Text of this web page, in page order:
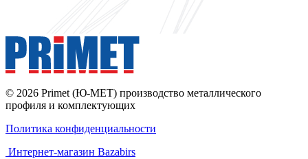
© 2026 Primet (Ю-МЕТ) производство металлического
профиля и комплектующих
Политика конфиденциальности
Интернет-магазин Bazabirs